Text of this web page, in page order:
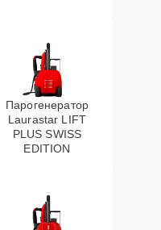
Парогенератор
Laurastar LIFT
PLUS SWISS
EDITION